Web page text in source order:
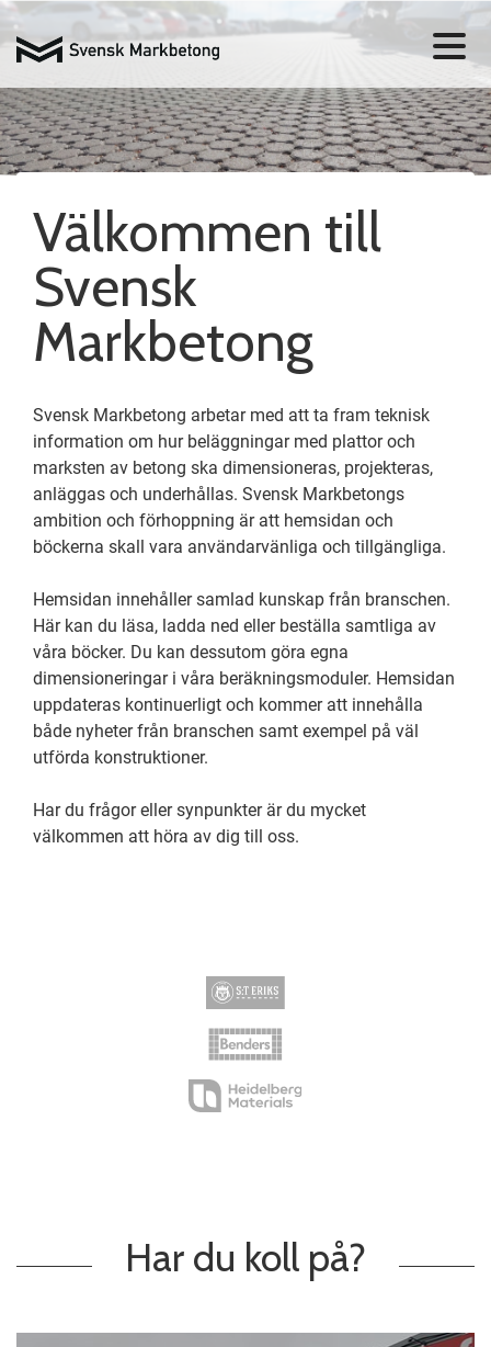
Välkommen till
Svensk
Markbetong
Svensk Markbetong arbetar med att ta fram teknisk
information om hur beläggningar med plattor och
marksten av betong ska dimensioneras, projekteras,
anläggas och underhållas. Svensk Markbetongs
ambition och förhoppning är att hemsidan och
böckerna skall vara användarvänliga och tillgängliga.
Hemsidan innehåller samlad kunskap från branschen.
Här kan du läsa, ladda ned eller beställa samtliga av
våra böcker. Du kan dessutom göra egna
dimensioneringar i våra beräkningsmoduler. Hemsidan
uppdateras kontinuerligt och kommer att innehålla
både nyheter från branschen samt exempel på väl
utförda konstruktioner.
Har du frågor eller synpunkter är du mycket
välkommen att höra av dig till oss.
Har du koll på?